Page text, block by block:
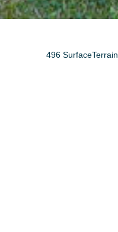
496 SurfaceTerrain